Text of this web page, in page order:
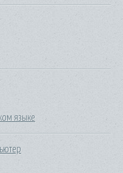
языке